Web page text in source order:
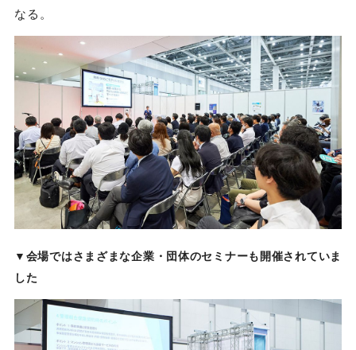
なる。
▼会場ではさまざまな企業・団体のセミナーも開催されていま
した